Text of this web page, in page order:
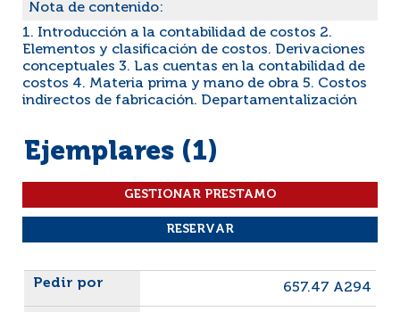
Nota de contenido:
1. Introducción a la contabilidad de costos 2.
Elementos y clasificación de costos. Derivaciones
conceptuales 3. Las cuentas en la contabilidad de
costos 4. Materia prima y mano de obra 5. Costos
indirectos de fabricación. Departamentalización
Ejemplares (1)
Liste des exemplaires
657.47 A294